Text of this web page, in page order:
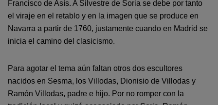
Francisco de Asís. A Silvestre de Soria se debe por tanto
el viraje en el retablo y en la imagen que se produce en
Navarra a partir de 1760, justamente cuando en Madrid se
inicia el camino del clasicismo.
Para agotar el tema aún faltan otros dos escultores
nacidos en Sesma, los Villodas, Dionisio de Villodas y
Ramón Villodas, padre e hijo. Por no romper con la